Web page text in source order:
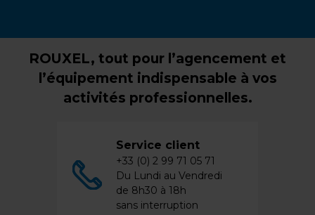
ROUXEL, tout pour l’agencement et
l’équipement indispensable à vos
activités professionnelles.
Service client
+33 (0) 2 99 71 05 71
Du Lundi au Vendredi
de 8h30 à 18h
sans interruption